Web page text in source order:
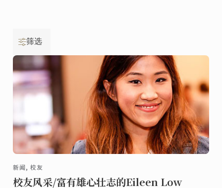
筛选
新闻, 校友
校友风采/富有雄心壮志的Eileen Low